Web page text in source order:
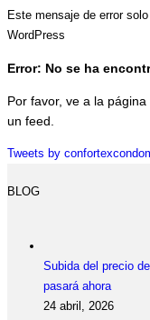
Este mensaje de error
WordPress
Error: No se ha
Por favor, ve a la
un feed.
Tweets by
BLOG
Subida del precio
pasará ahora
24 abril, 2026